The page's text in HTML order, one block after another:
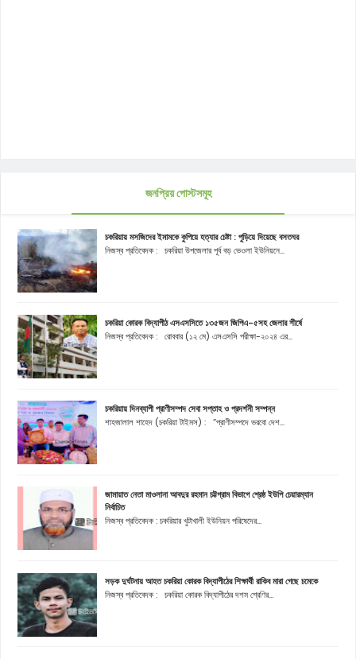
জনপ্রিয় পোস্টসমূহ
চকরিয়ায় মসজিদের ইমামকে কুপিয়ে হত্যার চেষ্টা : পুড়িয়ে দিয়েছে বসতঘর
নিজস্ব প্রতিবেদক : চকরিয়া উপজেলার পূর্ব বড় ভেওলা ইউনিয়নে...
চকরিয়া কোরক বিদ্যাপীঠ এসএসসিতে ১৩৫জন জিপিএ-৫সহ জেলার শীর্ষে
নিজস্ব প্রতিবেদক : রোববার (১২ মে) এসএসসি পরীক্ষা-২০২৪ এর...
চকরিয়ায় দিনব্যাপী প্রাণীসম্পদ সেবা সপ্তাহ ও প্রদর্শনী সম্পন্ন
শাহজালাল শাহেদ (চকরিয়া টাইমস) : “প্রাণীসম্পদে ভরবো দেশ...
জামায়াত নেতা মাওলানা আবদুর রহমান চট্টগ্রাম বিভাগে শ্রেষ্ঠ ইউপি চেয়ারম্যান
নির্বাচিত
নিজস্ব প্রতিবেদক : চকরিয়ার খুটাখালী ইউনিয়ন পরিষেদের...
সড়ক দুর্ঘটনায় আহত চকরিয়া কোরক বিদ্যাপীঠের শিক্ষার্থী রাকিব মারা গেছে চমেকে
নিজস্ব প্রতিবেদক : চকরিয়া কোরক বিদ্যাপীঠের দশম শ্রেণির...